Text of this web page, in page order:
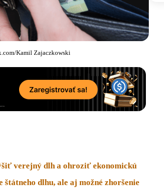
Kamil Zajaczkowski
verejný dlh a ohroziť ekonomickú
dlhu, ale aj možné zhoršenie